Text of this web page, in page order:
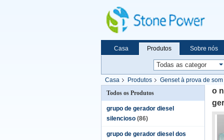
Casa Produtos Sobre nós
Casa Produtos Genset à prova de
Todos os Produtos
grupo de gerador diesel
silencioso (86)
grupo de gerador diesel dos
o